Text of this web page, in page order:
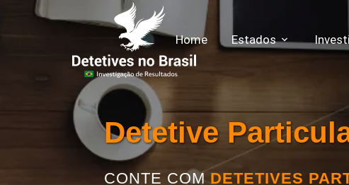
Home Estados
Detetive
CONTE COMDETETIVES